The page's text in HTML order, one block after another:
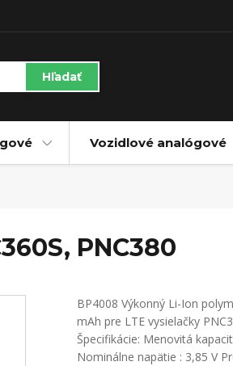
Hľadať
Vozidlové analógové
PNC380
BP4008 Výkonný Li-Ion
mAh pre LTE vysielačky
Špecifikácie: Menovitá
Nominálne napätie : 3,85 V